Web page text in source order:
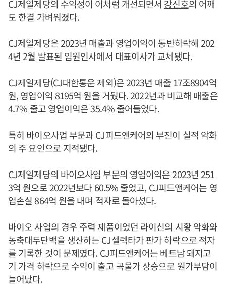
CJ제일제당의 수익성이 이처럼 개선되면서 강신호의 어깨
도 한결 가벼워졌다.
CJ제일제당은 2023년 매출과 영업이익이 동반하락해 202
4년 2월 발표된 임원인사에서 대표이사가 교체됐다.
CJ제일제당(CJ대한통운 제외)은 2023년 매출 17조8904억
원, 영업이익 8195억 원을 거뒀다. 2022년과 비교해 매출은
4.7% 줄고 영업이익은 35.4% 줄어들었다.
특히 바이오사업 부문과 CJ피드앤케어의 부진이 실적 악화
의 주 요인으로 지적됐다.
CJ제일제당의 바이오사업 부문의 영업이익은 2023년 251
3억 원으로 2022년보다 60.5% 줄었고, CJ피드앤케어는 영
업손실 864억 원을 내며 적자로 돌아섰다.
바이오 사업의 경우 주력 제품이었던 라이신의 시황 악화와
농축대두단백을 생산하는 CJ셀렉타가 판가 하락으로 적자
를 기록한 것이 문제였다. CJ피드앤케어는 베트남 돼지고
기 가격 하락으로 수익이 출고 곡물가 상승으로 원가부담이
늘어났다.